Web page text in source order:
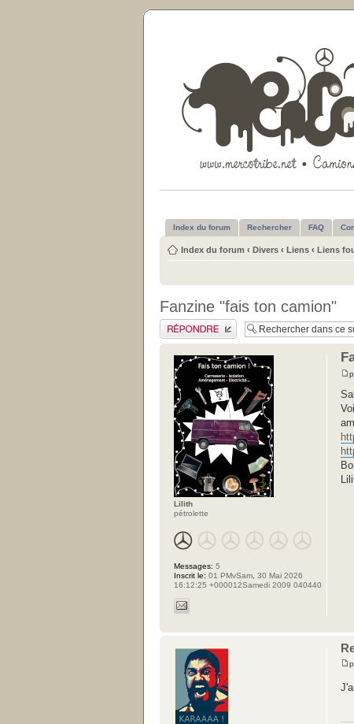
Index du forum Rechercher FAQ
Index du forum ‹ Divers ‹ Liens ‹ Liens
Fanzine "fais ton camion"
Publier une réponse
Lilith
pétrolette
Messages: 5
Inscrit le: 01 PMvSam, 30 Mai 2026
16:12:25 +000012Samedi 2009 040440